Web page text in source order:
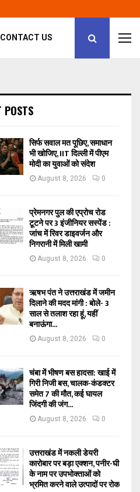
CONTACT US
POSTS
सिर्फ सवाल मत पूछिए, समाधान
भी खोजिए, IIT दिल्ली में पीएम
मोदी का युवाओं को संदेश
August 8, 2026 0
प्रेमनगर पुल की एप्रोच रोड
टूटने पर 3 इंजीनियर सस्पेंड :
जांच में रिवर डाइवर्जन और
निगरानी में मिली खामी
August 8, 2026 0
ऋषभ पंत ने उत्तराखंड में जमीन
दिलाने की मदद मांगी : बोले- 3
साल से तलाश रहा हूं, यहीं
बनाऊंगा...
August 8, 2026 0
चंबा में भीषण बस हादसा: खाई में
गिरी निजी बस, चालक-कंडक्टर
समेत 7 की मौत, कई घायल
जिंदगी की जंग...
August 8, 2026 0
उत्तराखंड में नकली डेयरी
कारोबार पर बड़ा एक्शन, पनीर-घी
के नाम पर उपभोक्ताओं को
भ्रमित करने वाले उत्पादों पर रोक